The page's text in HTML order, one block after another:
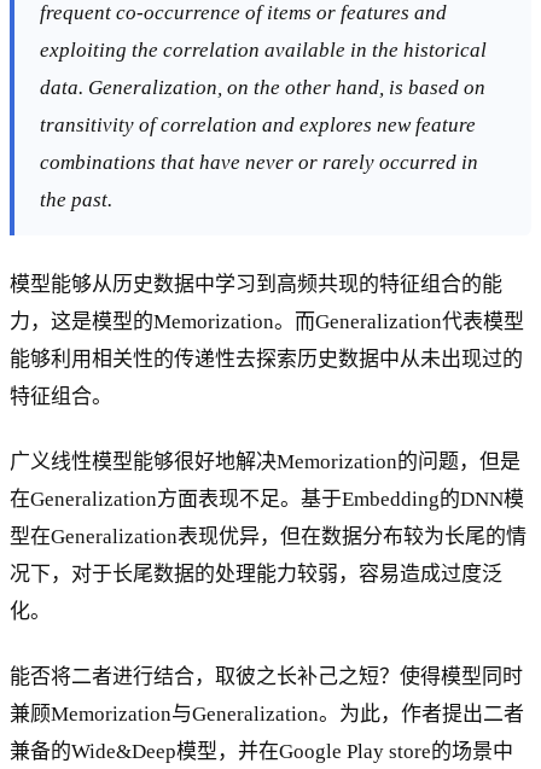
frequent co-occurrence of items or features and
exploiting the correlation available in the historical
data. Generalization, on the other hand, is based on
transitivity of correlation and explores new feature
combinations that have never or rarely occurred in
the past.
模型能够从历史数据中学习到高频共现的特征组合的能
力，这是模型的Memorization。而Generalization代表模型
能够利用相关性的传递性去探索历史数据中从未出现过的
特征组合。
广义线性模型能够很好地解决Memorization的问题，但是
在Generalization方面表现不足。基于Embedding的DNN模
型在Generalization表现优异，但在数据分布较为长尾的情
况下，对于长尾数据的处理能力较弱，容易造成过度泛
化。
能否将二者进行结合，取彼之长补己之短？使得模型同时
兼顾Memorization与Generalization。为此，作者提出二者
兼备的Wide&Deep模型，并在Google Play store的场景中